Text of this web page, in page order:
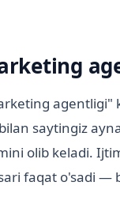
agentligi"
saytingiz
olib keladi.
faqat o'sadi —